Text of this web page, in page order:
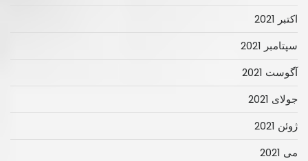
اکتبر 2021
سپتامبر 2021
آگوست 2021
جولای 2021
ژوئن 2021
می 2021